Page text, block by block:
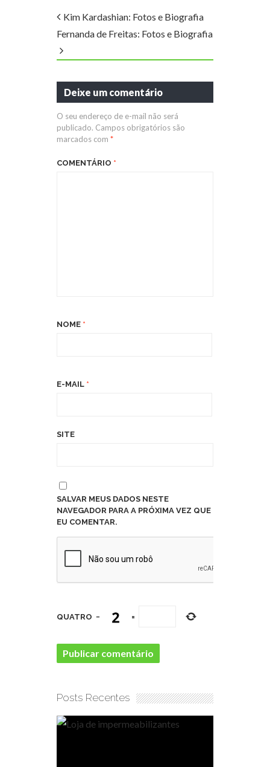
Kim Kardashian: Fotos e Biografia
Fernanda de Freitas: Fotos e Biografia
Deixe um comentário
O seu endereço de e-mail não será
publicado. Campos obrigatórios são
marcados com *
COMENTÁRIO *
NOME *
E-MAIL *
SITE
SALVAR MEUS DADOS NESTE
NAVEGADOR PARA A PRÓXIMA VEZ QUE
EU COMENTAR.
QUATRO − =
Posts Recentes